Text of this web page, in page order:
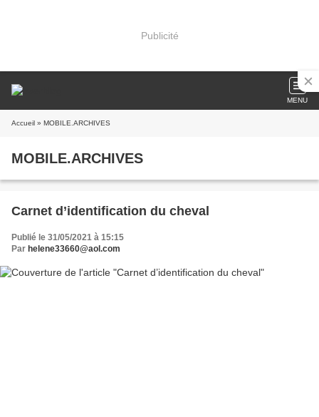
Publicité
MENU
Accueil » MOBILE.ARCHIVES
MOBILE.ARCHIVES
Carnet d’identification du cheval
Publié le 31/05/2021 à 15:15
Par helene33660@aol.com